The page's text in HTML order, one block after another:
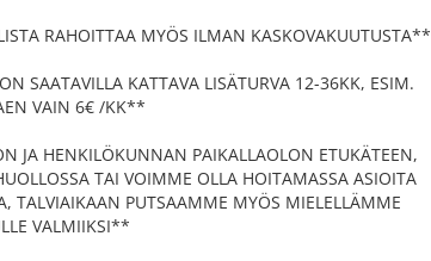
RAHOITTAA MYÖS ILMAN KASKOVAKUUTUSTA**
SAATAVILLA KATTAVA LISÄTURVA 12-36KK, ESIM.
VAIN 6€ /KK**
JA HENKILÖKUNNAN PAIKALLAOLON ETUKÄTEEN,
TAI VOIMME OLLA HOITAMASSA ASIOITA
TALVIAIKAAN PUTSAAMME MYÖS MIELELLÄMME
VALMIIKSI**